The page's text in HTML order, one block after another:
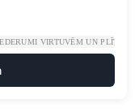
VIRTUVĒM UN PLĪTĪM